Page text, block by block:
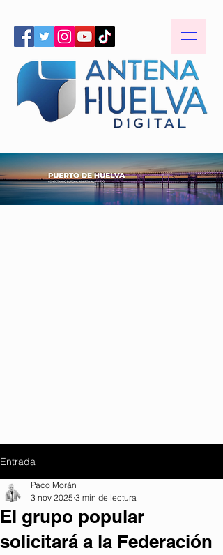
Entrada
El grupo popular
solicitará a la Federación
Paco Morán
3 nov 2025 3 min de lectura